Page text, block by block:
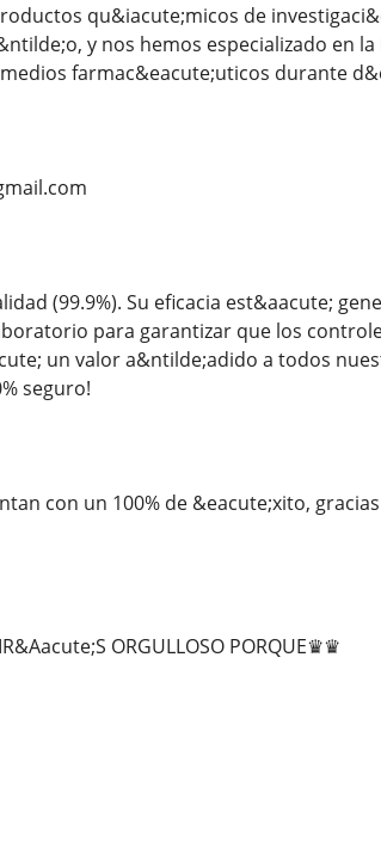
qu&iacute;micos de
y nos hemos especializado en
farmac&eacute;uticos durante
(99.9%). Su eficacia est&aacute;
para garantizar que los
un valor a&ntilde;adido a todos
seguro!
con un 100% de &eacute;xito,
ORGULLOSO PORQUE♛♛